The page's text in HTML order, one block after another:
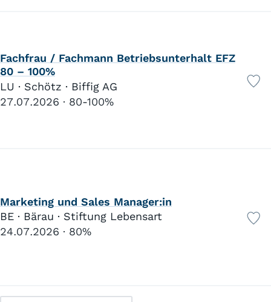
Fachfrau / Fachmann Betriebsunterhalt EFZ
80 – 100%
LU · Schötz · Biffig AG
27.07.2026
80-100%
Marketing und Sales Manager:in
BE · Bärau · Stiftung Lebensart
24.07.2026
80%